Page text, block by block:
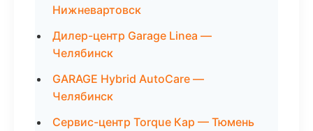
Нижневартовск
Дилер-центр Garage Linea —
Челябинск
GARAGE Hybrid AutoCare —
Челябинск
Сервис-центр Torque Кар — Тюмень